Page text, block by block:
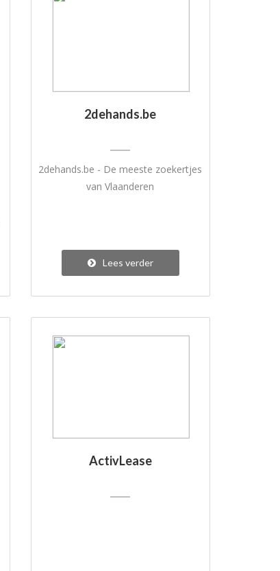
2dehands.be
2dehands.be - De meeste zoekertjes
van Vlaanderen
Lees verder
ActivLease